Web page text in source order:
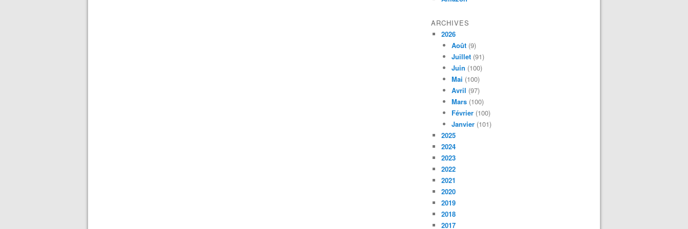
ARCHIVES
2026
Août (9)
Juillet (91)
Juin (100)
Mai (100)
Avril (97)
Mars (100)
Février (100)
Janvier (101)
2025
2024
2023
2022
2021
2020
2019
2018
2017